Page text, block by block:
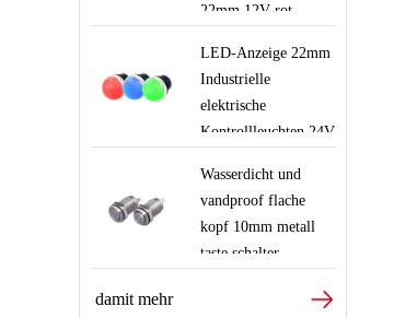
22mm 12V rot
für Aufzugssicherheit
mit Kabeln
LED-Anzeige 22mm
Industrielle
elektrische
Kontrollleuchten 24V
weiß Signallampe
Wasserdicht und
vandproof flache
kopf 10mm metall
taste schalter
damit mehr